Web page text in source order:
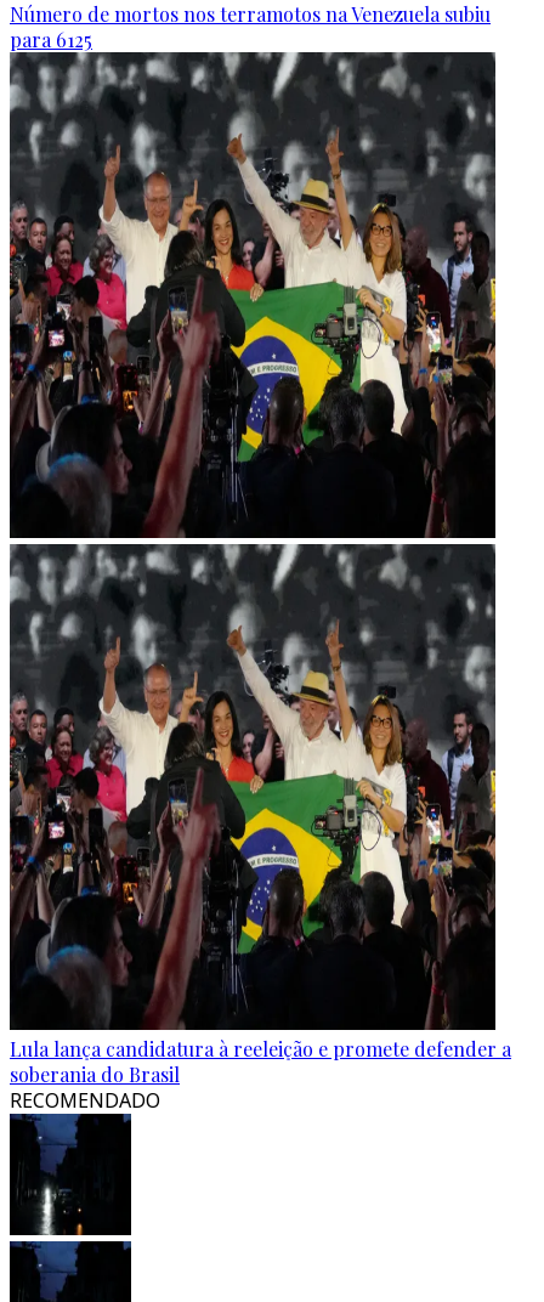
Número de mortos nos terramotos na Venezuela subiu
para 6125
Lula lança candidatura à reeleição e promete defender a
soberania do Brasil
RECOMENDADO